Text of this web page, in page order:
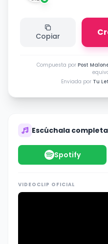
Copiar
Compuesta por Post
Enviada por Tu
Escúchala completa
Spotify
VIDEOCLIP OFICIAL